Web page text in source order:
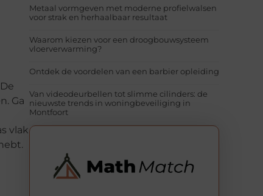
Ga
vlak
Metaal vormgeven met moderne profielwalsen
voor strak en herhaalbaar resultaat
Waarom kiezen voor een droogbouwsysteem
vloerverwarming?
Ontdek de voordelen van een barbier opleiding
Van videodeurbellen tot slimme cilinders: de
nieuwste trends in woningbeveiliging in
Montfoort